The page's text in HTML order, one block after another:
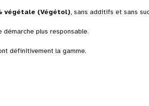
végétale (Végétol), sans additifs et sans
plus responsable.
définitivement la gamme.